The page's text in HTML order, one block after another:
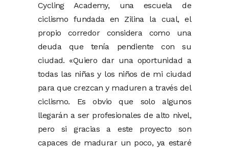
Cycling Academy, una escuela de
ciclismo fundada en Zilina la cual, el
propio corredor considera como una
deuda que tenía pendiente con su
ciudad. «Quiero dar una oportunidad a
todas las niñas y los niños de mi ciudad
para que crezcan y maduren a través del
ciclismo. Es obvio que solo algunos
llegarán a ser profesionales de alto nivel,
pero si gracias a este proyecto son
capaces de madurar un poco, ya estaré